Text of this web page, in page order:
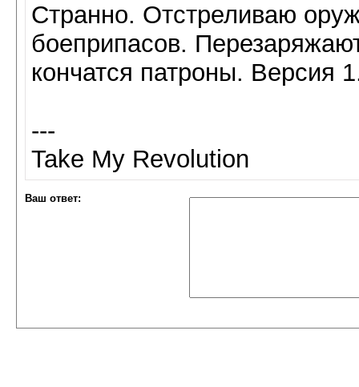
Странно. Отстреливаю
боеприпасов.
кончатся патроны. Версия
---
Take My Revolution
Ваш ответ: